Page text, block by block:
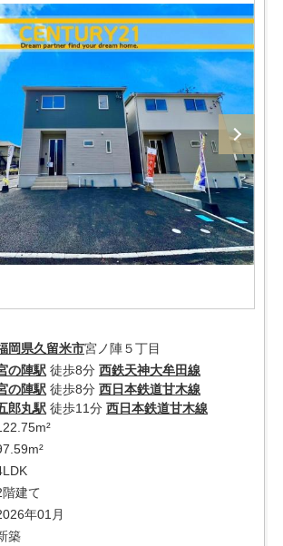
岡県久留米市宮ノ陣５丁目
の陣駅 徒歩8分 西鉄天神大牟田線
の陣駅 徒歩8分 西日本鉄道甘木線
郎丸駅 徒歩11分 西日本鉄道甘木線
階建て
年01月
築